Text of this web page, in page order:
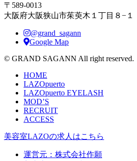
〒589-0013
大阪府大阪狭山市茱萸木１丁目８−１
@grand_sagann
Google Map
© GRAND SAGANN All right reserved.
HOME
LAZOpuerto
LAZOpuerto EYELASH
MOD’S
RECRUIT
ACCESS
美容室LAZOの求人はこちら
運営元：株式会社作願